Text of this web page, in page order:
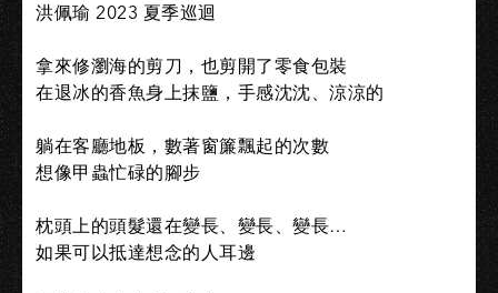
洪佩瑜 2023 夏季巡迴
拿來修瀏海的剪刀，也剪開了零食包裝
在退冰的香魚身上抹鹽，手感沈沈、涼涼的
躺在客廳地板，數著窗簾飄起的次數
想像甲蟲忙碌的腳步
枕頭上的頭髮還在變長、變長、變長…
如果可以抵達想念的人耳邊